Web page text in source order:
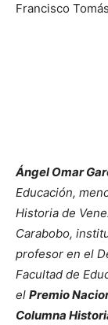
Francisco
Ángel Omar
Educación,
Historia de
Carabobo,
profesor en el
Facultad de
el Premio
Columna